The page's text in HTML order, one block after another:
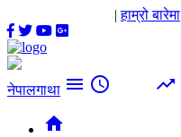
|हाम्रो बारेमा
नेपालगाथा menu access_time
trending_up
home